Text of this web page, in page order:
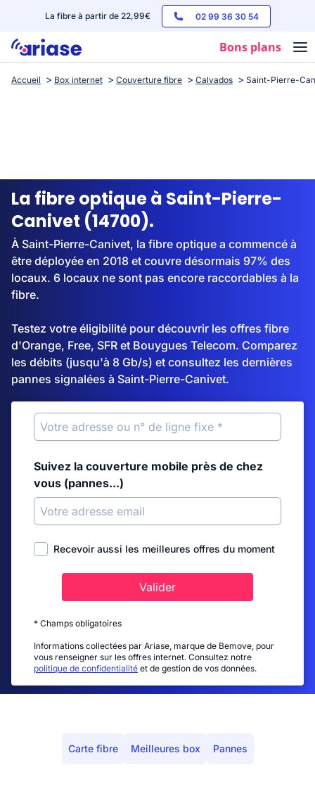
La fibre à partir de 22,99€ 02 99 36 30 54
Bons plans
Box internet
Streaming
Accueil Box internet Couverture fibre Calvados Saint-Pierre-
La fibre optique à Saint-Pierre-
Canivet (14700).
À Saint-Pierre-Canivet, la fibre optique a commencé à
être déployée en 2018 et couvre désormais 97% des
locaux. 6 locaux ne sont pas encore raccordables à la
fibre.
Testez votre éligibilité pour découvrir les offres fibre
d'Orange, Free, SFR et Bouygues Telecom. Comparez
les débits (jusqu'à 8 Gb/s) et consultez les dernières
pannes signalées à Saint-Pierre-Canivet.
Suivez la couverture mobile près de chez
vous (pannes...)
Recevoir aussi les meilleures offres du moment
Valider
* Champs obligatoires
Informations collectées par Ariase, marque de Bemove, pour
vous renseigner sur les offres internet. Consultez notre
politique de confidentialité et de gestion de vos données.
Carte fibre Meilleures box Pannes